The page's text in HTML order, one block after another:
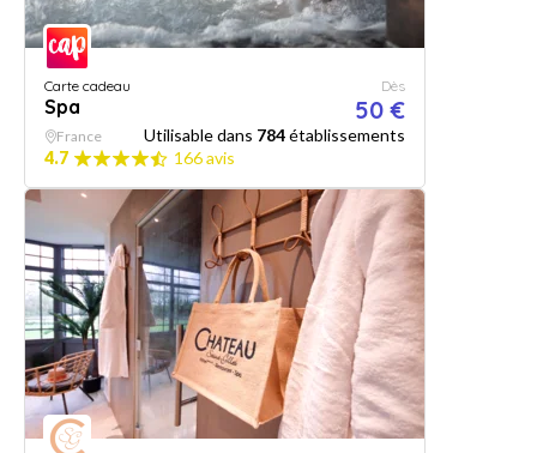
Carte cadeau
Spa
Dès
50 €
France Utilisable dans 784établissements
4.7
166 avis